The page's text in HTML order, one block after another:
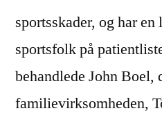
sportsskader, og har
sportsfolk på
behandlede John Boel,
familievirksomheden,